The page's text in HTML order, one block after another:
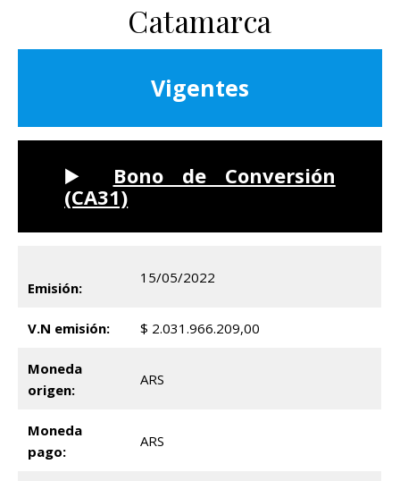
Catamarca
Vigentes
▶️ Bono de Conversión
(CA31)
Emisión:
15/05/2022
V.N emisión: $ 2.031.966.209,00
Moneda
origen:
ARS
Moneda
pago:
ARS